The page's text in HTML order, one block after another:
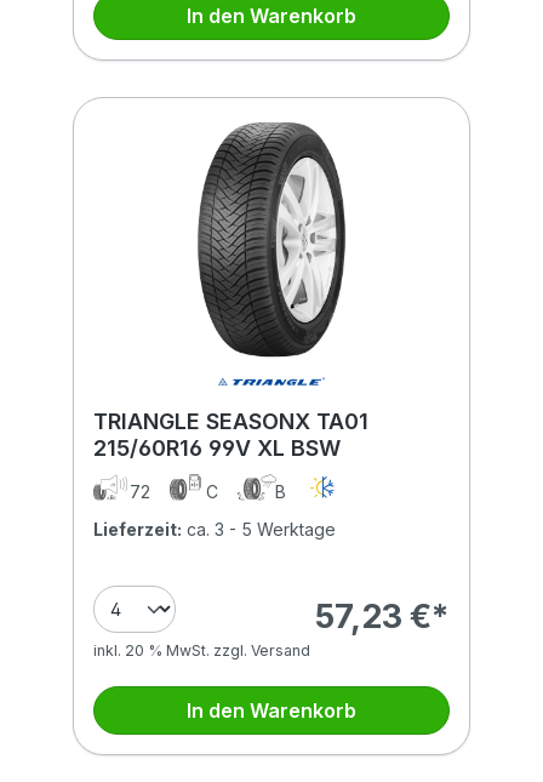
In den Warenkorb
TRIANGLE SEASONX TA01
215/60R16 99V XL BSW
72 C
B
Lieferzeit: ca. 3 - 5 Werktage
57,23 €*
inkl. 20 % MwSt. zzgl. Versand
In den Warenkorb